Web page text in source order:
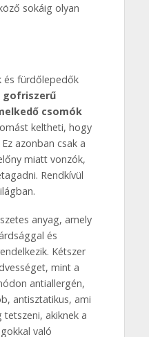
sokáig olyan
és fürdőlepedők
gofriszerű
csomók
keltheti, hogy
azonban csak a
miatt vonzók,
Rendkívül
anyag, amely
és
Kétszer
mint a
antiallergén,
antisztatikus, ami
akiknek a
való